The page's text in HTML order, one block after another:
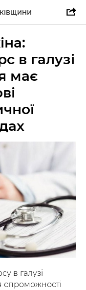
в галузі
має
в галузі
спроможності